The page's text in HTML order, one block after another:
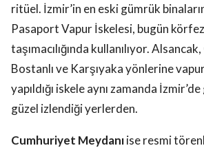
ritüel. İzmir’in en eski gümrük
Pasaport Vapur İskelesi, bugün
taşımacılığında kullanılıyor.
Bostanlı ve Karşıyaka yönlerine
yapıldığı iskele aynı zamanda İzmir’de
güzel izlendiği yerlerden.
Cumhuriyet Meydanıise resmi